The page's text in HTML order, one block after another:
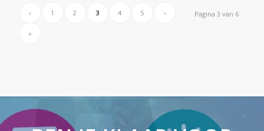
Pagina 3 van 6
‹ 1 2 3 4 5 ›
»